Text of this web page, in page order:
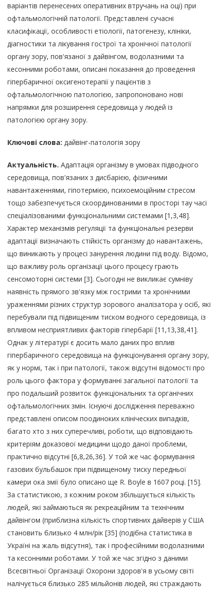
варіантів перенесених оперативних втручань на оці) при
офтальмологічній патології. Представлені сучасні
класифікації, особливості етіології, патогенезу, клініки,
діагностики та лікування гострої та хронічної патології
органу зору, пов'язаної з дайвінгом, водолазними та
кесонними роботами, описані показання до проведення
гіпербаричної оксигенотерапії у пацієнтів з
офтальмологічною патологією, запропоновано нові
напрямки для розширення середовища у людей із
патологією органу зору.
Ключові слова: дайвінг-патологія зору
Актуальність. Адаптація організму в умовах підводного
середовища, пов'язаних з дисбарією, фізичними
навантаженнями, гіпотермією, психоемоційним стресом
тощо забезпечується скоординованими в просторі тау часі
спеціалізованими функціональними системами [1,3,48].
Характер механізмів регуляції та функціональні резерви
адаптації визначають стійкість організму до навантажень,
що виникають у процесі занурення людини під воду. Відомо,
що важливу роль організації цього процесу грають
сенсомоторні системи [3]. Сьогодні не викликає сумніву
наявність прямого зв'язку між гострими та хронічними
ураженнями різних структур зорового аналізатора у осіб, які
перебували під підвищеним тиском водного середовища, із
впливом несприятливих факторів гіпербарії [11,13,38,41].
Однак у літературі є досить мало даних про вплив
гіпербаричного середовища на функціонування органу зору,
як у нормі, так і при патології, також відсутні відомості про
роль цього фактора у формуванні загальної патології та
про подальший розвиток функціональних та органічних
офтальмологічних змін. Існуючі дослідження переважно
представлені описом поодиноких клініческих випадків,
багато хто з них суперечливі, роботи, що відповідають
критеріям доказової медицини щодо даної проблеми,
практично відсутні [6,8,26,36]. У той же час формування
газових бульбашок при підвищеному тиску передньої
камери ока змії було описано ще R. Boyle в 1607 році. [15].
За статистикою, з кожним роком збільшується кількість
людей, які займаються як рекреаційним та технічним
дайвінгом (приблизна кількість спортивних дайверів у США
становить близько 4 млн/рік [35] (подібна статистика в
Україні на жаль відсутня), так і професійними водолазними
та кесонними роботами. У той же час згідно з даними
Всесвітньої Організації Охорони здоров'я в усьому світі
налічується близько 285 мільйонів людей, які страждають